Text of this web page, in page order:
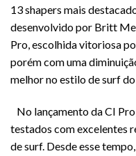
13 shapers mais
desenvolvido por Britt
Pro, escolhida vitoriosa
porém com uma
melhor no estilo de surf
No lançamento da CI
testados com excelentes
de surf. Desde esse